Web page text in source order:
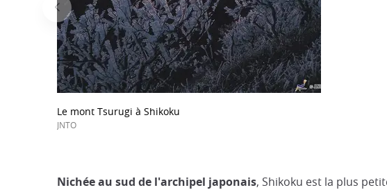
Le mont Tsurugi à Shikoku
JNTO
Nichée au sud de l'archipel japonais, Shikoku est la plus